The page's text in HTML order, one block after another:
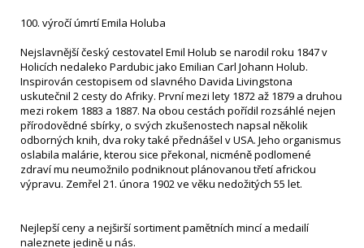
100. výročí úmrtí Emila Holuba
Nejslavnější český cestovatel Emil Holub se narodil roku 1847 v
Holicích nedaleko Pardubic jako Emilian Carl Johann Holub.
Inspirován cestopisem od slavného Davida Livingstona
uskutečnil 2 cesty do Afriky. První mezi lety 1872 až 1879 a druhou
mezi rokem 1883 a 1887. Na obou cestách pořídil rozsáhlé nejen
přírodovědné sbírky, o svých zkušenostech napsal několik
odborných knih, dva roky také přednášel v USA. Jeho organismus
oslabila malárie, kterou sice překonal, nicméně podlomené
zdraví mu neumožnilo podniknout plánovanou třetí africkou
výpravu. Zemřel 21. února 1902 ve věku nedožitých 55 let.
Nejlepší ceny a nejširší sortiment pamětních mincí a medailí
naleznete jedině u nás.